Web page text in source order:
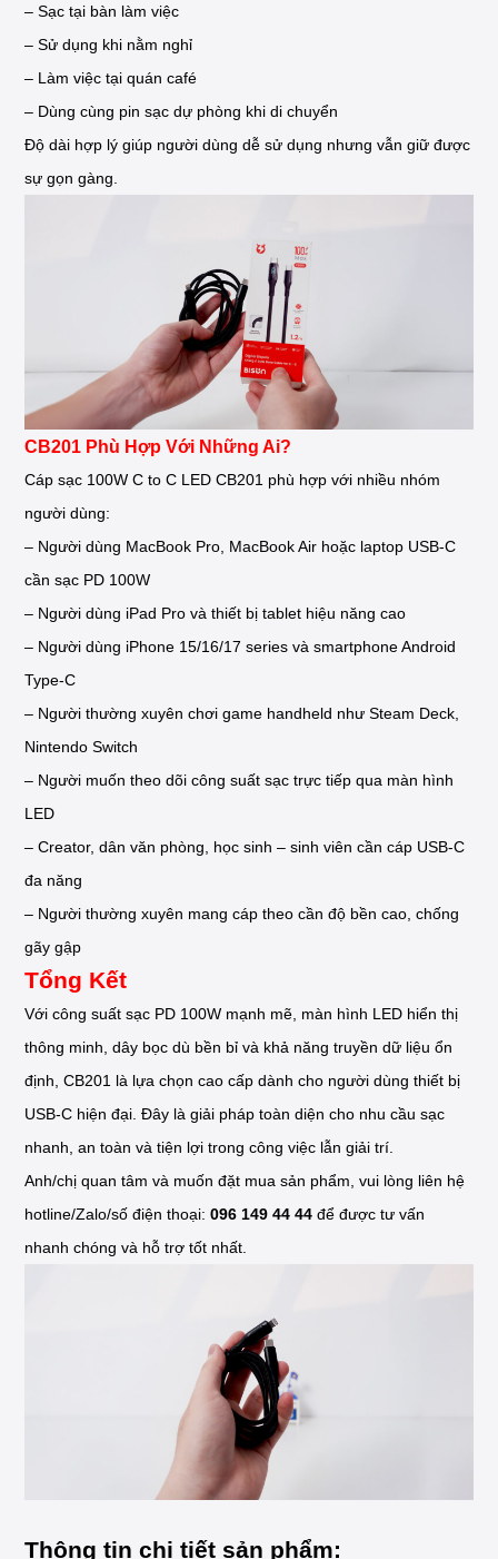
– Sạc tại bàn làm việc
– Sử dụng khi nằm nghỉ
– Làm việc tại quán café
– Dùng cùng pin sạc dự phòng khi di chuyển
Độ dài hợp lý giúp người dùng dễ sử dụng nhưng vẫn giữ được
sự gọn gàng.
CB201 Phù Hợp Với Những Ai?
Cáp sạc 100W C to C LED CB201 phù hợp với nhiều nhóm
người dùng:
– Người dùng MacBook Pro, MacBook Air hoặc laptop USB-C
cần sạc PD 100W
– Người dùng iPad Pro và thiết bị tablet hiệu năng cao
– Người dùng iPhone 15/16/17 series và smartphone Android
Type-C
– Người thường xuyên chơi game handheld như Steam Deck,
Nintendo Switch
– Người muốn theo dõi công suất sạc trực tiếp qua màn hình
LED
– Creator, dân văn phòng, học sinh – sinh viên cần cáp USB-C
đa năng
– Người thường xuyên mang cáp theo cần độ bền cao, chống
gãy gập
Tổng Kết
Với công suất sạc PD 100W mạnh mẽ, màn hình LED hiển thị
thông minh, dây bọc dù bền bỉ và khả năng truyền dữ liệu ổn
định, CB201 là lựa chọn cao cấp dành cho người dùng thiết bị
USB-C hiện đại. Đây là giải pháp toàn diện cho nhu cầu sạc
nhanh, an toàn và tiện lợi trong công việc lẫn giải trí.
Anh/chị quan tâm và muốn đặt mua sản phẩm, vui lòng liên hệ
hotline/Zalo/số điện thoại:096 149 44 44 để được tư vấn
nhanh chóng và hỗ trợ tốt nhất.
Thông tin chi tiết sản phẩm: